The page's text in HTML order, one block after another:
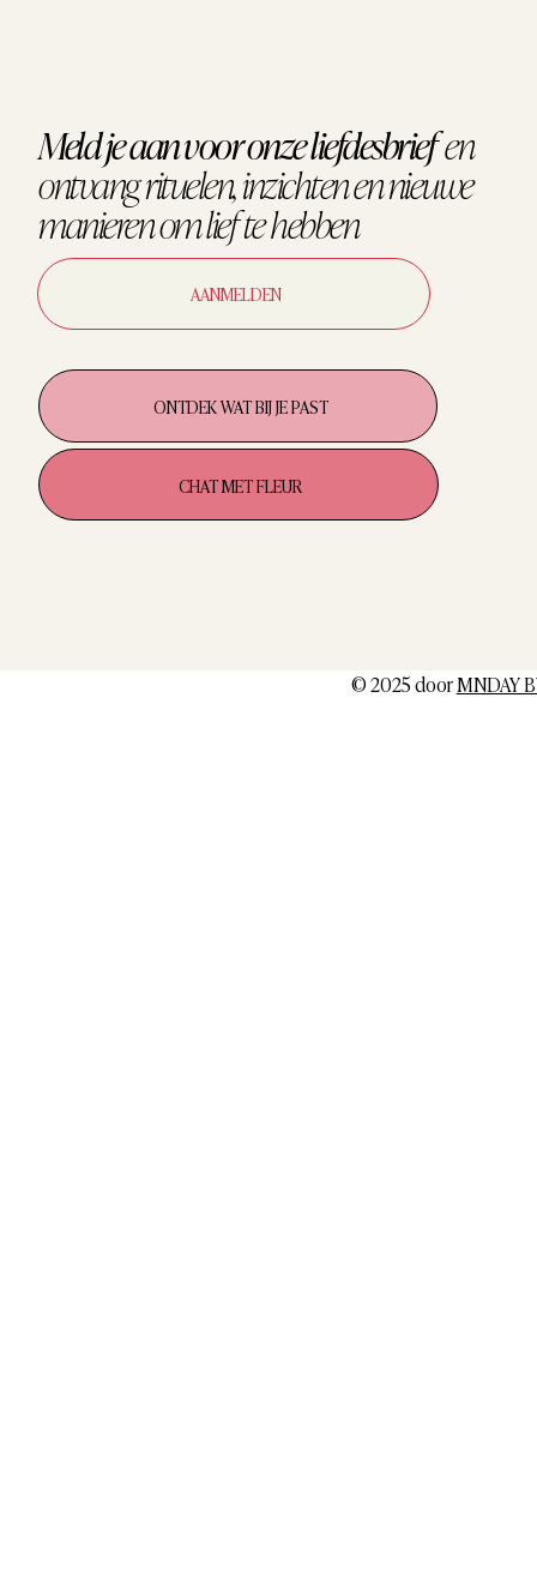
© 2025 doorMNDAY
Meld je aan voor onze liefdesbriefen
ontvangrituelen, inzichten en nieuwe
manieren omlief te hebben
AANMELDEN
ONTDEK WAT BIJ JE PAST
CHAT MET FLEUR